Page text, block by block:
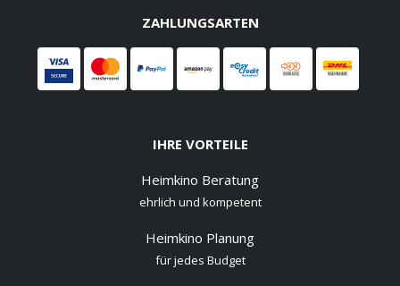
ZAHLUNGSARTEN
IHRE VORTEILE
Heimkino Beratung
ehrlich und kompetent
Heimkino Planung
für jedes Budget